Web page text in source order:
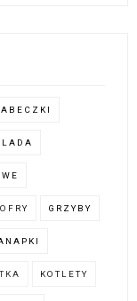
GRZYBY
KOTLETY